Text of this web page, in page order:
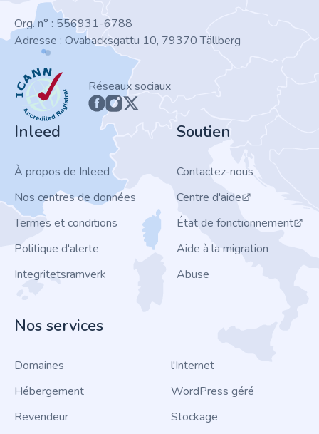
Org. n° : 556931-6788
Adresse : Ovabacksgattu 10, 79370 Tällberg
ICANN
Réseaux sociaux
Inleed
À propos de Inleed
Nos centres de données
Termes et conditions
Politique d'alerte
Integritetsramverk
Soutien
Contactez-nous
Centre d'aide
État de fonctionnement
Aide à la migration
Abuse
Nos services
Domaines
Hébergement
Revendeur
l'Internet
WordPress géré
Stockage